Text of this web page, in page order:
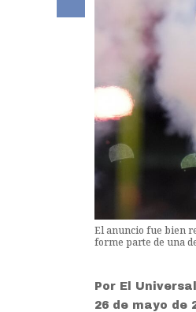
El anuncio fue bien
forme parte de una
Por El Universal
26 de mayo de